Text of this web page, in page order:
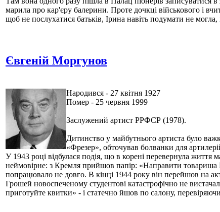
марила про кар'єру балерини. Проте дочкці військового і
щоб не послухатися батьків, Ірина навіть подумати не
Євгеній Моргунов
Народився - 27 квітня 1927
Помер - 25 червня 1999
Заслужений артист РРФСР (1978).
Дитинство у майбутнього артиста було
«Фрезер», обточував болванки для
У 1943 році відбулася подія, що в корені перевернула
неймовірне: з Кремля прийшов папір: «Направити товариша
попрацювало не довго. В кінці 1944 року він перейшов на
Грошей новоспеченому студентові катастрофічно не
приготуйте квитки» - і статечно йшов по салону,